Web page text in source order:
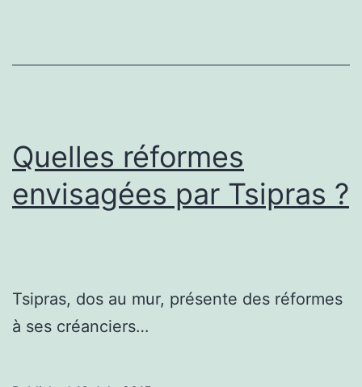
Quelles réformes
envisagées par Tsipras ?
Tsipras, dos au mur, présente des réformes
à ses créanciers…